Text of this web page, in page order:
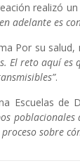
realizó
adelante es
Por su salud,
El reto aquí
.
Escuelas
sobre